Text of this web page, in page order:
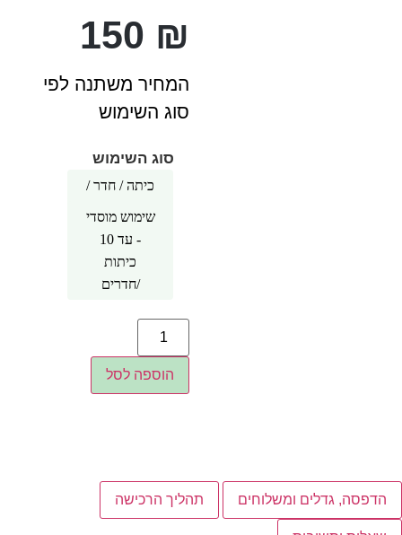
150 ₪
המחיר משתנה לפי
סוג השימוש
סוג השימוש
כיתה / חדר /
עד 4 כיתות /
חדרים
שימוש מוסדי
- עד 10
כיתות
/חדרים
הוספה לסל
הדפסה, גדלים ומשלוחים תהליך הרכישה